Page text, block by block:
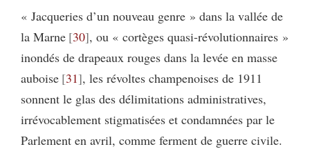
« Jacqueries d’un nouveau genre » dans la vallée de
la Marne 30 , ou « cortèges quasi-révolutionnaires »
inondés de drapeaux rouges dans la levée en masse
auboise 31 , les révoltes champenoises de 1911
sonnent le glas des délimitations administratives,
irrévocablement stigmatisées et condamnées par le
Parlement en avril, comme ferment de guerre civile.